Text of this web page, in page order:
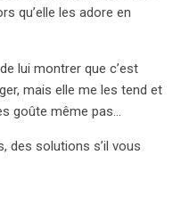
qu’elle les adore en
lui montrer que c’est
mais elle me les tend et
goûte même pas…
des solutions s’il vous